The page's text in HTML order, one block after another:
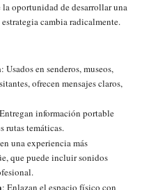
oportunidad de desarrollar una
cambia radicalmente.
: Usados en senderos, museos,
ofrecen mensajes claros,
información portable
rutas temáticas.
una experiencia más
que puede incluir sonidos
: Enlazan el espacio físico con